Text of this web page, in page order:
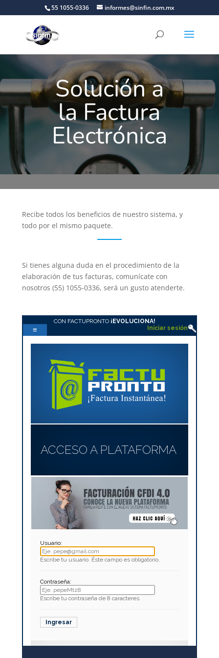
55 1055-0336 informes@sinfin.com.mx
Solución a
la Factura
Electrónica
Recibe todos los beneficios de nuestro sistema, y
todo por el mismo paquete.
Si tienes alguna duda en el procedimiento de la
elaboración de tus facturas, comunícate con
nosotros (55) 1055-0336, será un gusto atenderte.